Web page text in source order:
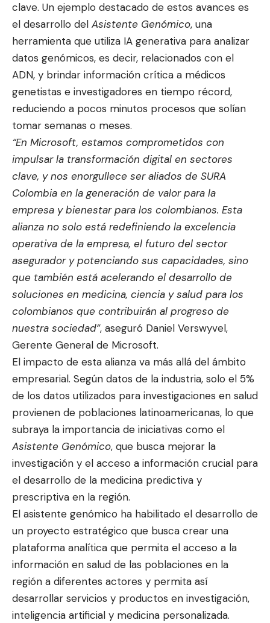
clave. Un ejemplo destacado de estos avances es
el desarrollo del Asistente Genómico, una
herramienta que utiliza IA generativa para analizar
datos genómicos, es decir, relacionados con el
ADN, y brindar información crítica a médicos
genetistas e investigadores en tiempo récord,
reduciendo a pocos minutos procesos que solían
tomar semanas o meses.
“En Microsoft, estamos comprometidos con
impulsar la transformación digital en sectores
clave, y nos enorgullece ser aliados de SURA
Colombia en la generación de valor para la
empresa y bienestar para los colombianos. Esta
alianza no solo está redefiniendo la excelencia
operativa de la empresa, el futuro del sector
asegurador y potenciando sus capacidades, sino
que también está acelerando el desarrollo de
soluciones en medicina, ciencia y salud para los
colombianos que contribuirán al progreso de
nuestra sociedad”, aseguró Daniel Verswyvel,
Gerente General de Microsoft.
El impacto de esta alianza va más allá del ámbito
empresarial. Según datos de la industria, solo el 5%
de los datos utilizados para investigaciones en salud
provienen de poblaciones latinoamericanas, lo que
subraya la importancia de iniciativas como el
Asistente Genómico, que busca mejorar la
investigación y el acceso a información crucial para
el desarrollo de la medicina predictiva y
prescriptiva en la región.
El asistente genómico ha habilitado el desarrollo de
un proyecto estratégico que busca crear una
plataforma analítica que permita el acceso a la
información en salud de las poblaciones en la
región a diferentes actores y permita así
desarrollar servicios y productos en investigación,
inteligencia artificial y medicina personalizada.